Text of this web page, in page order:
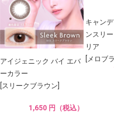
アイジェニック バイ エバ
ーカラー
[スリークブラウン]
1,650 円（税込）
キャン
ンスリ
リア
[メロブ